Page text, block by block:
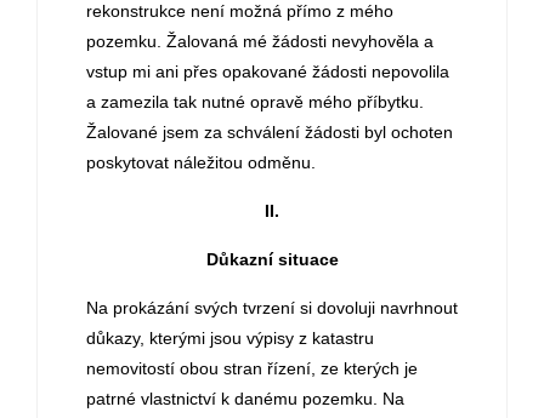
rekonstrukce není možná přímo z mého
pozemku. Žalovaná mé žádosti nevyhověla a
vstup mi ani přes opakované žádosti nepovolila
a zamezila tak nutné opravě mého příbytku.
Žalované jsem za schválení žádosti byl ochoten
poskytovat náležitou odměnu.
II.
Důkazní situace
Na prokázání svých tvrzení si dovoluji navrhnout
důkazy, kterými jsou výpisy z katastru
nemovitostí obou stran řízení, ze kterých je
patrné vlastnictví k danému pozemku. Na